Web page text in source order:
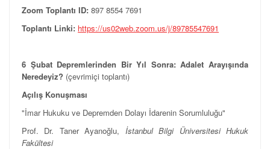
Zoom Toplantı ID: 897 8554 7691
Toplantı Linki: https://us02web.zoom.us/j/89785547691
6 Şubat Depremlerinden Bir Yıl Sonra: Adalet Arayışında
Neredeyiz? (çevrimiçi toplantı)
Açılış Konuşması
"İmar Hukuku ve Depremden Dolayı İdarenin Sorumluluğu"
Prof. Dr. Taner Ayanoğlu, İstanbul Bilgi Üniversitesi Hukuk
Fakültesi